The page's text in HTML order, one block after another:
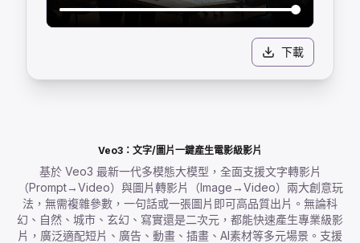
下載
Veo3：文字/圖片一鍵產生電影級影片
基於 Veo3 最新一代多模態大模型，全面支援文字轉影片
（Prompt→Video）與圖片轉影片（Image→Video）兩大創意玩
法，無需複雜參數，一句話或一張圖片即可高品質出片。無論科
幻、自然、城市、玄幻、寫實還是二次元，都能快速產生專業級影
片，廣泛適配短片、廣告、動畫、插畫、AI素材等多元場景。支援